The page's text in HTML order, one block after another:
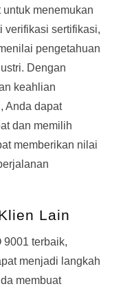
menemukan
verifikasi sertifikasi,
pengetahuan
Dengan
keahlian
Anda dapat
dan memilih
memberikan nilai
Lain
9001 terbaik,
menjadi langkah
membuat